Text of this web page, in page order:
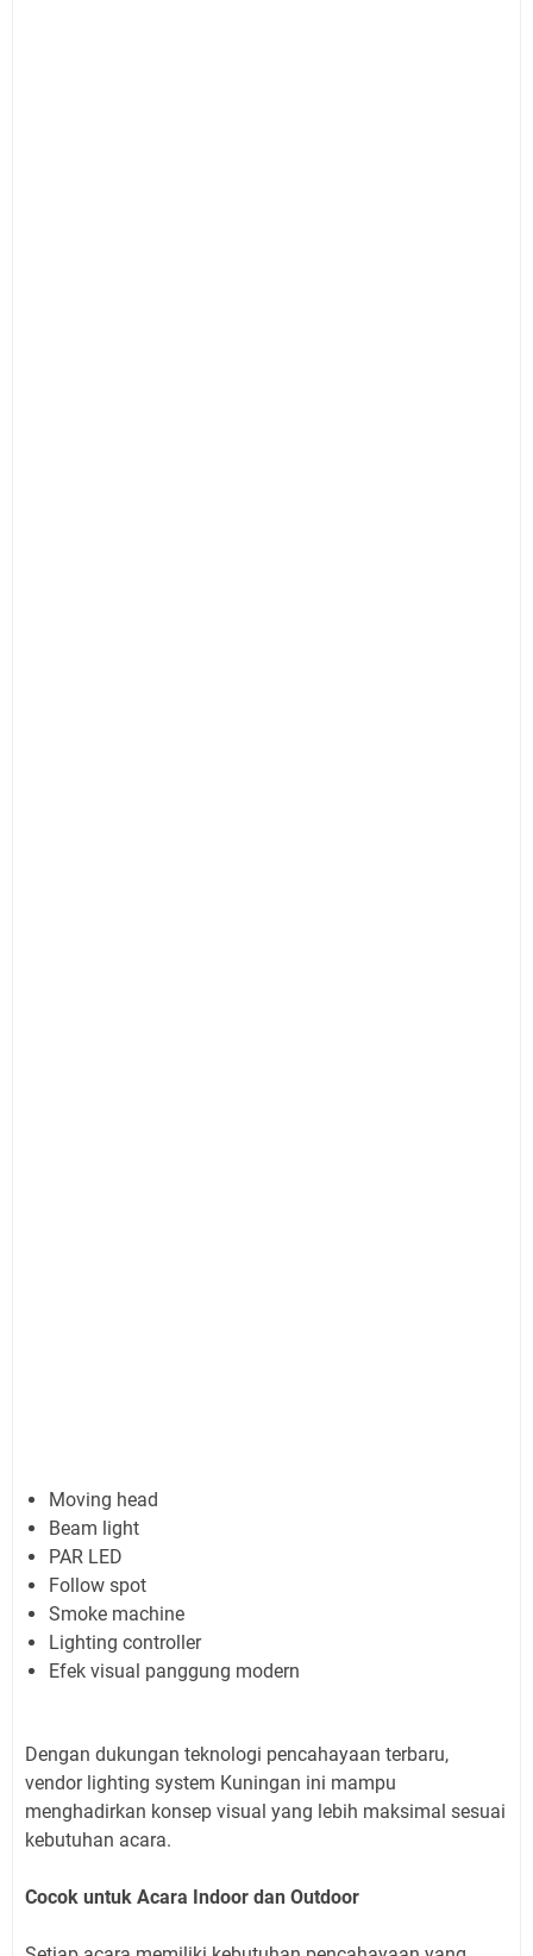
Moving head
Beam light
PAR LED
Follow spot
Smoke machine
Lighting controller
Efek visual panggung modern
Dengan dukungan teknologi pencahayaan terbaru,
vendor lighting system Kuningan ini mampu
menghadirkan konsep visual yang lebih maksimal sesuai
kebutuhan acara.
Cocok untuk Acara Indoor dan Outdoor